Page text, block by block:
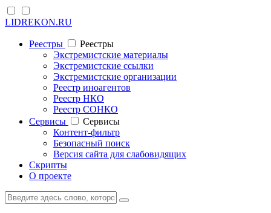
LIDREKON.RU
Реестры
Реестры
Экстремистские материалы
Экстремистские ссылки
Экстремистские организации
Реестр иноагентов
Реестр НКО
Реестр СОНКО
Cервисы
Cервисы
Контент-фильтр
Безопасный поиск
Версия сайта для слабовидящих
Скрипты
О проекте